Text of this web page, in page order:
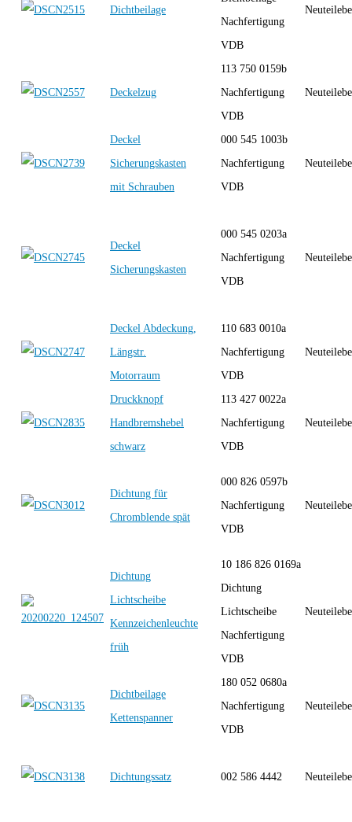
Dichtbeilage
Nachfertigung
VDB
Deckelzug
113 750 0159b
Nachfertigung
VDB
Deckel
Sicherungskasten
mit Schrauben
000 545 1003b
Nachfertigung
VDB
Deckel
Sicherungskasten
000 545 0203a
Nachfertigung
VDB
Deckel Abdeckung,
Längstr.
Motorraum
110 683 0010a
Nachfertigung
VDB
Druckknopf
Handbremshebel
schwarz
113 427 0022a
Nachfertigung
VDB
Dichtung für
Chromblende spät
000 826 0597b
Nachfertigung
VDB
Dichtung
Lichtscheibe
Kennzeichenleuchte
früh
10 186 826 0169a
Dichtung
Lichtscheibe
Nachfertigung
VDB
Dichtbeilage
Kettenspanner
180 052 0680a
Nachfertigung
VDB
Dichtungssatz 002 586 4442